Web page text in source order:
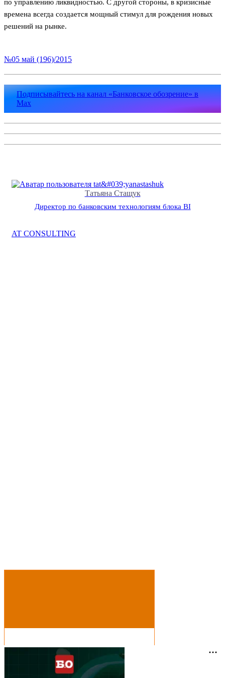
по управлению ликвидностью. С другой стороны, в кризисные
времена всегда создается мощный стимул для рождения новых
решений на рынке.
№05 май (196)/2015
Подписывайтесь на канал «Банковское обозрение» в
Max
Татьяна Стащук
Директор по банковским технологиям блока BI
AT CONSULTING